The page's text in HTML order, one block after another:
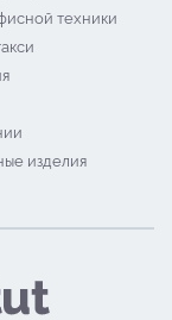
техники
изделия